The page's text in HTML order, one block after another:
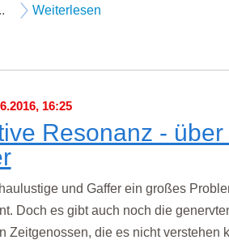
Weiterlesen
16:25
Resonanz - über
und Gaffer ein großes
Doch es gibt auch noch die
Zeitgenossen, die es nicht verstehen